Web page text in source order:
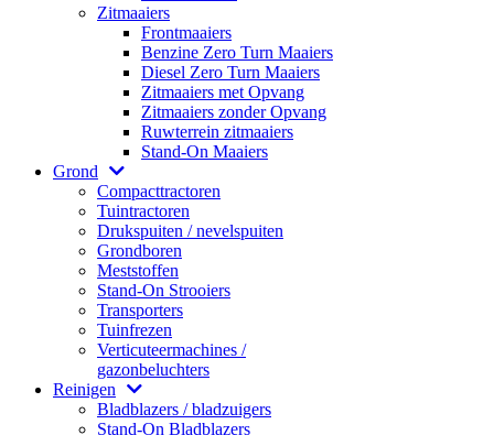
Zitmaaiers
Frontmaaiers
Benzine Zero Turn Maaiers
Diesel Zero Turn Maaiers
Zitmaaiers met Opvang
Zitmaaiers zonder Opvang
Ruwterrein zitmaaiers
Stand-On Maaiers
Grond
Compacttractoren
Tuintractoren
Drukspuiten / nevelspuiten
Grondboren
Meststoffen
Stand-On Strooiers
Transporters
Tuinfrezen
Verticuteermachines /
gazonbeluchters
Reinigen
Bladblazers / bladzuigers
Stand-On Bladblazers